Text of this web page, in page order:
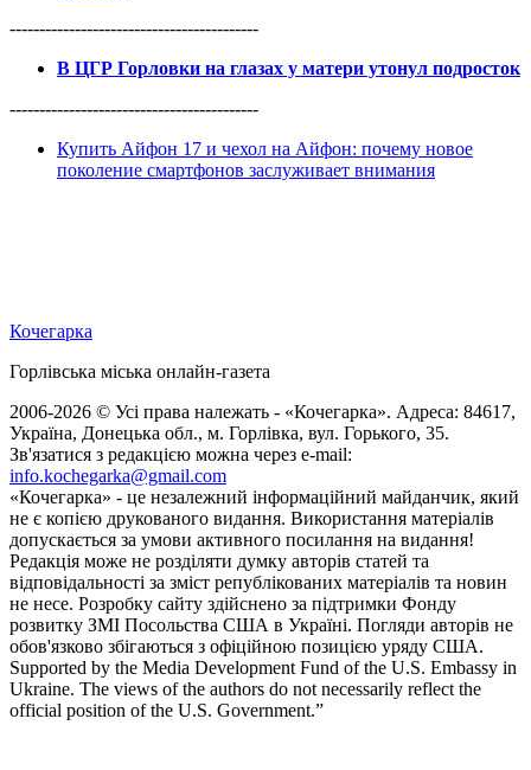
------------------------------------------
В ЦГР Горловки на глазах у матери утонул подросток
------------------------------------------
Купить Айфон 17 и чехол на Айфон: почему новое
поколение смартфонов заслуживает внимания
Кочегарка
Горлівська міська онлайн-газета
2006-2026 © Усі права належать - «Кочегарка». Адреса: 84617,
Україна, Донецька обл., м. Горлівка, вул. Горького, 35.
Зв'язатися з редакцією можна через e-mail:
info.kochegarka@gmail.com
«Кочегарка» - це незалежний інформаційний майданчик, який
не є копією друкованого видання. Використання матеріалів
допускається за умови активного посилання на видання!
Редакція може не розділяти думку авторів статей та
відповідальності за зміст републікованих матеріалів та новин
не несе. Розробку сайту здійснено за підтримки Фонду
розвитку ЗМІ Посольства США в Україні. Погляди авторів не
обов'язково збігаються з офіційною позицією уряду США.
Supported by the Media Development Fund of the U.S. Embassy in
Ukraine. The views of the authors do not necessarily reflect the
official position of the U.S. Government.”